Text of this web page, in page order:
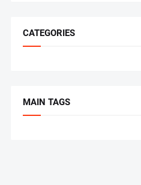
CATEGORIES
MAIN TAGS